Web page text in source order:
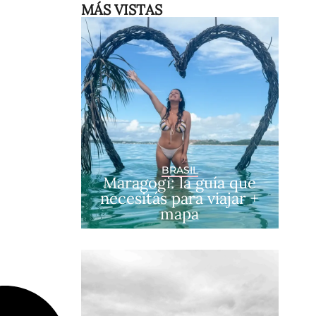
MÁS VISTAS
BRASIL
Maragogi: la guía que
necesitás para viajar +
mapa